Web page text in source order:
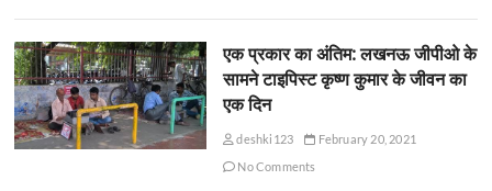
एक प्रकार का अंतिम: लखनऊ जीपीओ के
सामने टाइपिस्ट कृष्ण कुमार के जीवन का
एक दिन
deshki123
February 20, 2021
No Comments